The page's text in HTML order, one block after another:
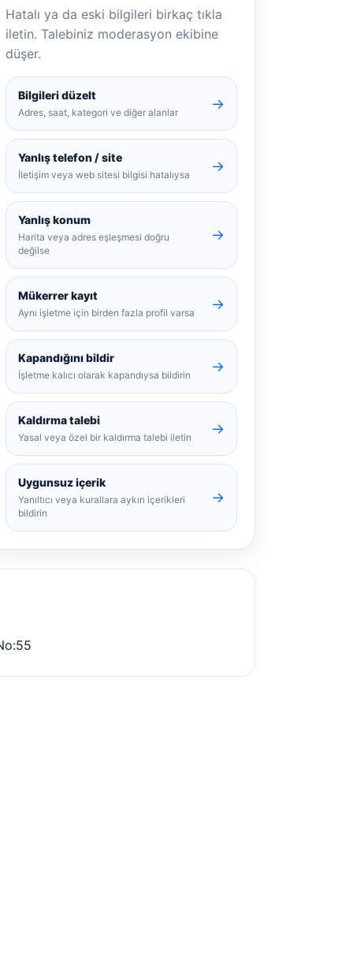
Hatalı ya da eski bilgileri birkaç tıkla
iletin. Talebiniz moderasyon ekibine
düşer.
Bilgileri düzelt
Adres, saat, kategori ve diğer alanlar
→
Yanlış telefon / site
İletişim veya web sitesi bilgisi hatalıysa
→
Yanlış konum
Harita veya adres eşleşmesi doğru
değilse
→
Mükerrer kayıt
Aynı işletme için birden fazla profil varsa
→
Kapandığını bildir
İşletme kalıcı olarak kapandıysa bildirin
→
Kaldırma talebi
Yasal veya özel bir kaldırma talebi iletin
→
Uygunsuz içerik
Yanıltıcı veya kurallara aykırı içerikleri
bildirin
→